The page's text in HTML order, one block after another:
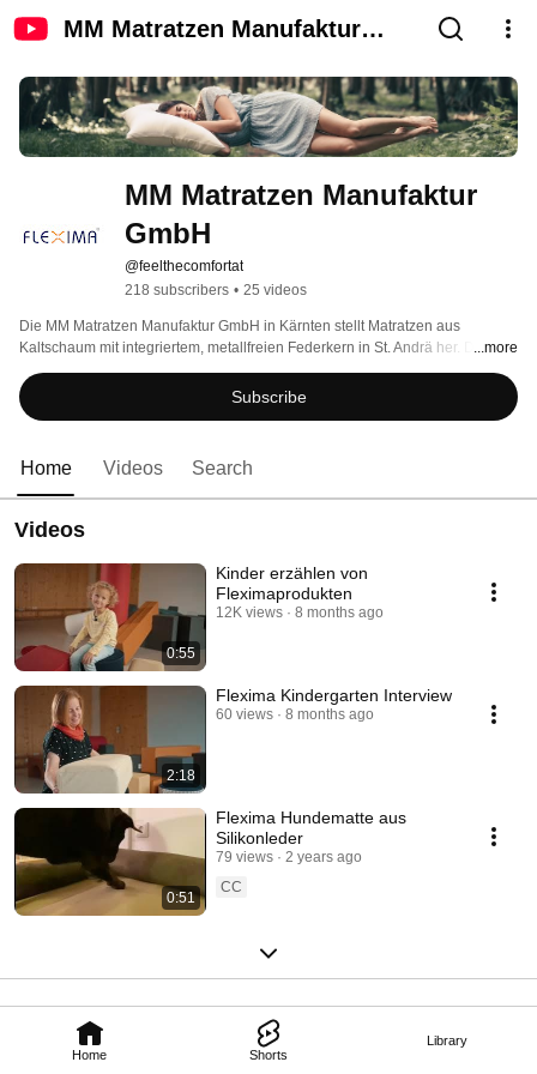
MM Matratzen Manufaktur
Home Shorts
Library
MM Matratzen Manufaktur
GmbH
@feelthecomfortat
218 subscribers • 25 videos
Die MM Matratzen Manufaktur GmbH in Kärnten stellt Matratzen aus
Kaltschaum mit integriertem, metallfreien Federkern in St. Andrä her. Diese
Kombination ermöglicht einerseits ein angenehmes, ergonomisches und
dadurch gesundes Liegen und andererseits wird die optimale Entlüftung
dieser Matratze gewährleistet.
...more
Subscribe
Home Videos Search
Videos
0:55
Kinder erzählen von
Fleximaprodukten
12K views 8 months ago
2:18
Flexima Kindergarten Interview
60 views 8 months ago
0:51
Flexima Hundematte aus
Silikonleder
79 views
2 years ago
CC